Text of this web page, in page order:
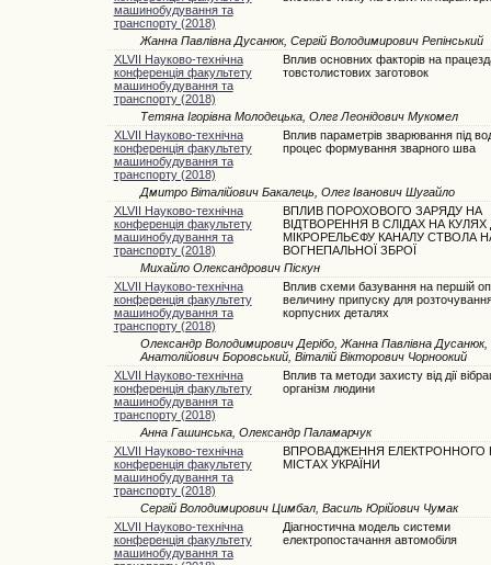
машинобудування та
транспорту (2018)
Жанна Павлівна Дусанюк, Сергій Володимирович Репінський
XLVII Науково-технічна
конференція факультету
машинобудування та
транспорту (2018)
Вплив основних факторів на
товстолистових заготовок
Тетяна Ігорівна Молодецька, Олег Леонідович Мукомел
XLVII Науково-технічна
конференція факультету
машинобудування та
транспорту (2018)
Вплив параметрів зварювання під
процес формування зварного шва
Дмитро Віталійович Бакалець, Олег Іванович Шугайло
XLVII Науково-технічна
конференція факультету
машинобудування та
транспорту (2018)
ВПЛИВ ПОРОХОВОГО ЗАРЯДУ НА
ВІДТВОРЕННЯ В СЛІДАХ НА КУЛЯХ
МІКРОРЕЛЬЄФУ КАНАЛУ СТВОЛА
ВОГНЕПАЛЬНОЇ ЗБРОЇ
Михайло Олександрович Піскун
XLVII Науково-технічна
конференція факультету
машинобудування та
транспорту (2018)
Вплив схеми базування на першій
величину припуску для
корпусних деталях
Олександр Володимирович Дерібо, Жанна Павлівна
Анатолійович Боровський, Віталій Вікторович Чорноокий
XLVII Науково-технічна
конференція факультету
машинобудування та
транспорту (2018)
Вплив та методи захисту від дії
організм людини
Анна Гашинська, Олександр Паламарчук
XLVII Науково-технічна
конференція факультету
машинобудування та
транспорту (2018)
ВПРОВАДЖЕННЯ ЕЛЕКТРОННОГО
МІСТАХ УКРАЇНИ
Сергій Володимирович Цимбал, Василь Юрійович Чумак
XLVII Науково-технічна
конференція факультету
машинобудування та
Діагностична модель системи
електропостачання автомобіля